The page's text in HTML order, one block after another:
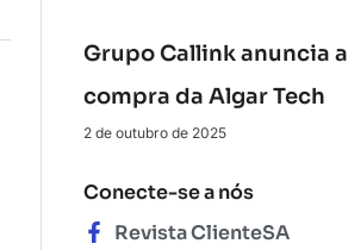
Grupo Callink anuncia a
compra da Algar Tech
2 de outubro de 2025
Conecte-se a nós
Revista ClienteSA